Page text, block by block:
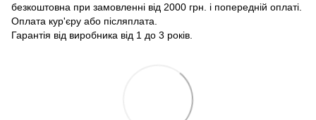
безкоштовна при замовленні від 2000 грн. і попередній оплаті.
Оплата кур'єру або післяплата.
Гарантія від виробника від 1 до 3 років.